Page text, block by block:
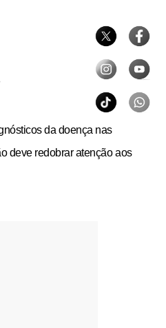
da doença nas
deve redobrar atenção aos